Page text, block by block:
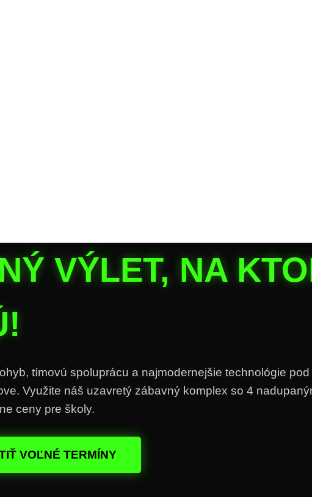
VÝLET, NA
tímovú spoluprácu a najmodernejšie technológie
Využite náš uzavretý zábavný komplex so 4
ceny pre školy.
VOĽNÉ TERMÍNY